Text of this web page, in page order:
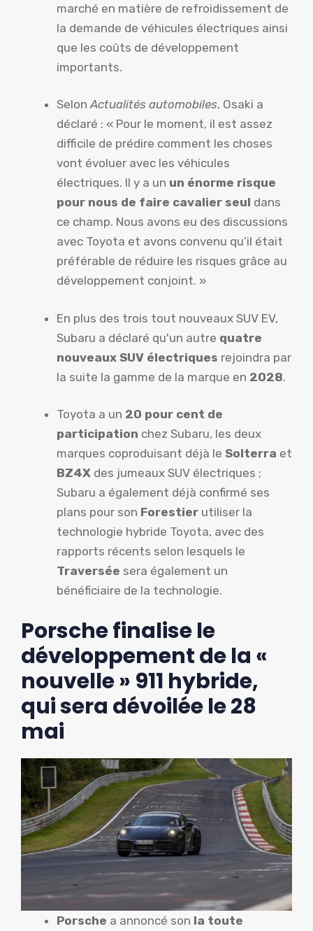
marché en matière de refroidissement de
la demande de véhicules électriques ainsi
que les coûts de développement
importants.
SelonActualités automobiles, Osaki a
déclaré : « Pour le moment, il est assez
difficile de prédire comment les choses
vont évoluer avec les véhicules
électriques. Il y a un un énorme risque
pour nous de faire cavalier seul dans
ce champ. Nous avons eu des discussions
avec Toyota et avons convenu qu’il était
préférable de réduire les risques grâce au
développement conjoint. »
En plus des trois tout nouveaux SUV EV,
Subaru a déclaré qu'un autre quatre
nouveaux SUV électriques rejoindra par
la suite la gamme de la marque en 2028.
Toyota a un 20 pour cent de
participation chez Subaru, les deux
marques coproduisant déjà le Solterra et
BZ4X des jumeaux SUV électriques ;
Subaru a également déjà confirmé ses
plans pour son Forestier utiliser la
technologie hybride Toyota, avec des
rapports récents selon lesquels le
Traversée sera également un
bénéficiaire de la technologie.
Porsche finalise le
développement de la «
nouvelle » 911 hybride,
qui sera dévoilée le 28
mai
Porsche a annoncé son la toute